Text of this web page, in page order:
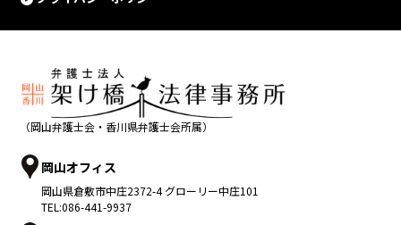
（岡山弁護士会・香川県弁護士会所属）
岡山オフィス
岡山県倉敷市中庄2372-4 グローリー中庄101
TEL:086-441-9937